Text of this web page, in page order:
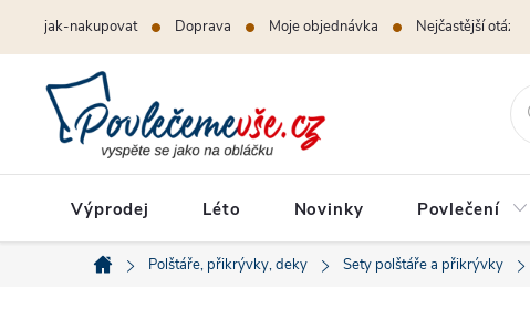
jak-nakupovat Doprava Moje objednávka Nejčastější otázky
Výprodej Léto Novinky Povlečení
Domů
Polštáře, přikrývky, deky Sety polštáře a přikrývky